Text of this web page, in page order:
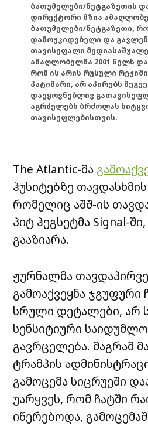
ბათუმელები/ნეტგაზეთის
დირექტორი მზია
ბათუმელები/ნეტგაზეთი,
დამოუკიდებელი და
თავისუფალი
ამაღლობელმა 2001 წელს
რომ ის არის რუსული
პატიმარი, არ აპირებს
დაუყოვნებლივ
აგრძელებს ბრძოლას
თავისუფლებისთვის.
The Atlantic-მა
ჰუსიტებზე
რომელიც აშშ-ის
პიტ ჰეგსეტმა Signal-
გააზიარა.
ჟურნალმა
გამოაქვეყნა ჯგუფური
სრული დეტალები, არ
სენსიტიური
გავრცელება. მაგრამ
ტრამპის
გამოცემა სიცრუეში
უარყვეს, რომ ჩატში
იწერებოდა,